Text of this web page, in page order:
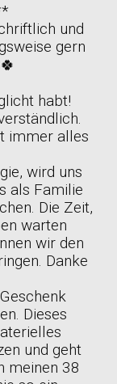
und
gern
habt!
immer alles
wird uns
als Familie
Die Zeit,
warten
wir den
Danke
Dieses
und geht
meinen 38